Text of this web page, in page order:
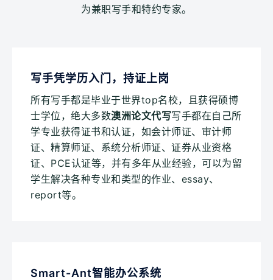
为兼职写手和特约专家。
写手凭学历入门，持证上岗
所有写手都是毕业于世界top名校，且获得硕博
士学位，绝大多数澳洲论文代写写手都在自己所
学专业获得证书和认证，如会计师证、审计师
证、精算师证、系统分析师证、证券从业资格
证、PCE认证等，并有多年从业经验，可以为留
学生解决各种专业和类型的作业、essay、
report等。
Smart-Ant智能办公系统